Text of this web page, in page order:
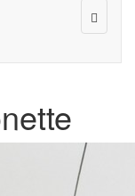
Toggle